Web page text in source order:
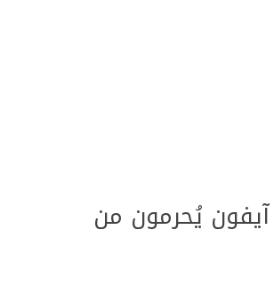
يُحرمون من